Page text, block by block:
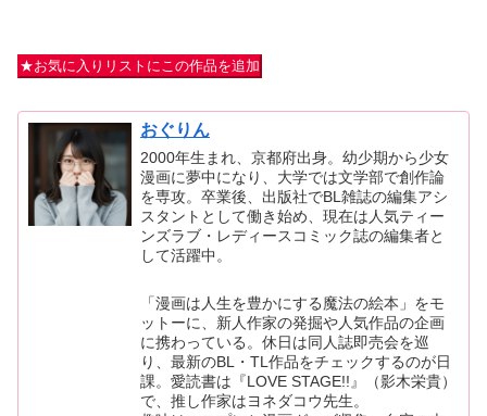
★お気に入りリストにこの作品を追加
おぐりん
2000年生まれ、京都府出身。幼少期から少女
漫画に夢中になり、大学では文学部で創作論
を専攻。卒業後、出版社でBL雑誌の編集アシ
スタントとして働き始め、現在は人気ティー
ンズラブ・レディースコミック誌の編集者と
して活躍中。
「漫画は人生を豊かにする魔法の絵本」をモ
ットーに、新人作家の発掘や人気作品の企画
に携わっている。休日は同人誌即売会を巡
り、最新のBL・TL作品をチェックするのが日
課。愛読書は『LOVE STAGE!!』（影木栄貴）
で、推し作家はヨネダコウ先生。